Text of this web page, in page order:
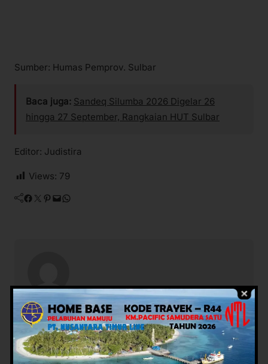
Sumber: Humas Pemprov. Sulbar
Baca juga: Sandeq Silumba 2026 Digelar 26
hingga 27 September, Rangkaian HUT Sulbar
Editor: Judistira
Views: 79
Facebook Twitter Pinterest Mail WhatsApp
Potret Rakyat Com
Berita Terkait